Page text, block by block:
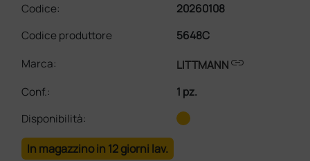
Codice:
20260108
Codice produttore
5648C
Marca:
LITTMANNlink
Conf.:
1 pz.
Disponibilità:
In magazzino in 12 giorni lav.